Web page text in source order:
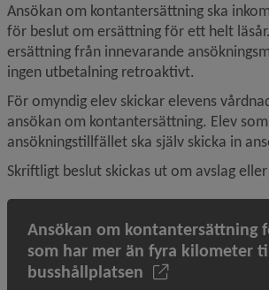
Ansökan om kontantersättning ska
för beslut om ersättning för ett helt
ersättning från innevarande
ingen utbetalning retroaktivt.
För omyndig elev skickar elevens
ansökan om kontantersättning. Elev
ansökningstillfället ska själv skicka in
Skriftligt beslut skickas ut om avslag
Ansökan om kontantersättning
som har mer än fyra kilometer
busshållplatsen